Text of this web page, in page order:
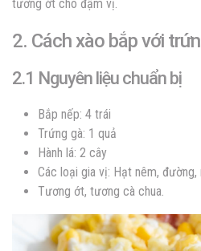
tương ớt cho đậm vị.
2. Cách xào bắp với
2.1 Nguyên liệu chuẩn bị
Bắp nếp: 4 trái
Trứng gà: 1 quả
Hành lá: 2 cây
Các loại gia vị: Hạt nêm, đường,
Tương ớt, tương cà chua.